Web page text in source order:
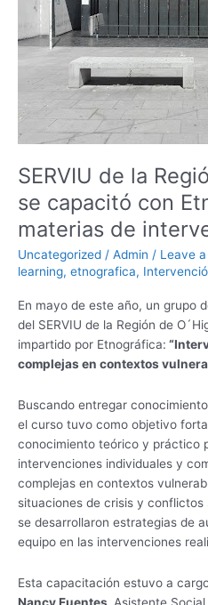
SERVIU de la
se capacitó con
materias de
Uncategorized / Admin / Leave
learning, etnografica,
En mayo de este año, un grupo
del SERVIU de la Región de
impartido por Etnográfica:
complejas en contextos
Buscando entregar
el curso tuvo como objetivo
conocimiento teórico y práctico
intervenciones individuales y
complejas en contextos
situaciones de crisis y
se desarrollaron estrategias de
equipo en las intervenciones
Esta capacitación estuvo a
Nancy Fuentes, Asistente
´Higgins
capacitó
Etnográfica+
en
materias
de
social